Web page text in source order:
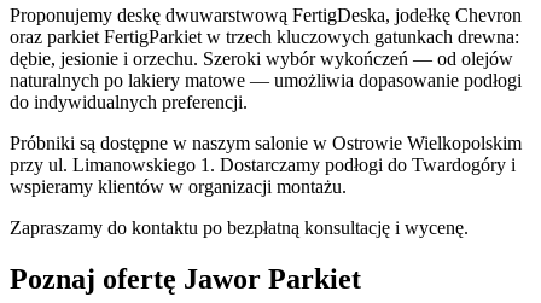
Proponujemy deskę dwuwarstwową FertigDeska, jodełkę Chevron
oraz parkiet FertigParkiet w trzech kluczowych gatunkach drewna:
dębie, jesionie i orzechu. Szeroki wybór wykończeń — od olejów
naturalnych po lakiery matowe — umożliwia dopasowanie podłogi
do indywidualnych preferencji.
Próbniki są dostępne w naszym salonie w Ostrowie Wielkopolskim
przy ul. Limanowskiego 1. Dostarczamy podłogi do Twardogóry i
wspieramy klientów w organizacji montażu.
Zapraszamy do kontaktu po bezpłatną konsultację i wycenę.
Poznaj ofertę Jawor Parkiet